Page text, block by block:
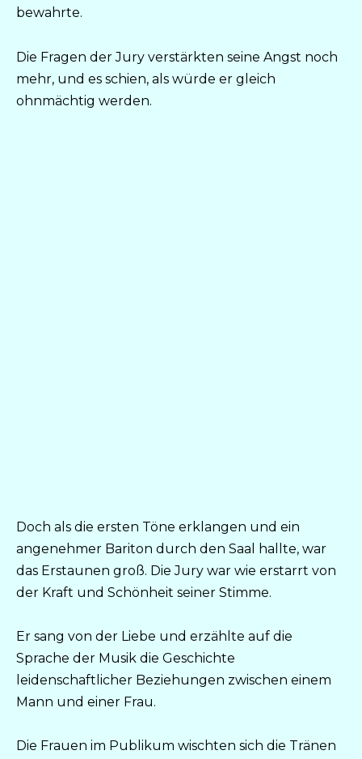
bewahrte.
Die Fragen der Jury verstärkten seine Angst noch
mehr, und es schien, als würde er gleich
ohnmächtig werden.
Doch als die ersten Töne erklangen und ein
angenehmer Bariton durch den Saal hallte, war
das Erstaunen groß. Die Jury war wie erstarrt von
der Kraft und Schönheit seiner Stimme.
Er sang von der Liebe und erzählte auf die
Sprache der Musik die Geschichte
leidenschaftlicher Beziehungen zwischen einem
Mann und einer Frau.
Die Frauen im Publikum wischten sich die Tränen